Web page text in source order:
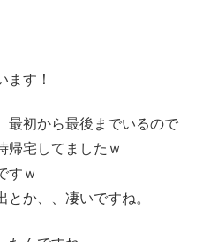
ます！
最初から最後までいるので
帰宅してましたｗ
すｗ
か、、凄いですね。